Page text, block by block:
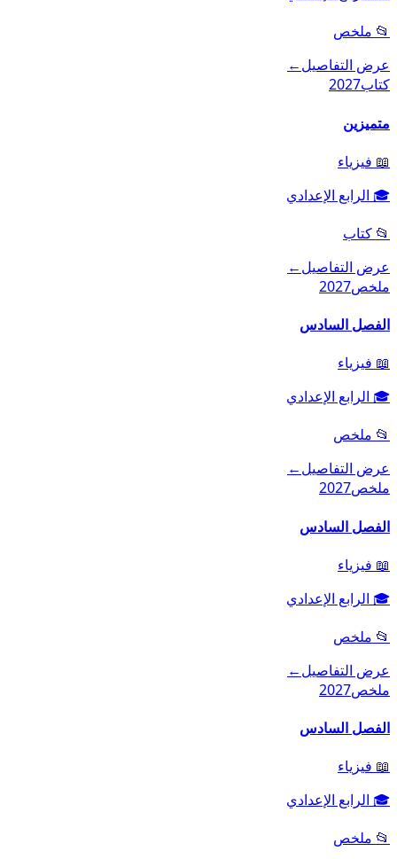
📂 ملخص
عرض التفاصيل←
كتاب2027
متميزين
📖 فيزياء
🎓 الرابع الإعدادي
📂 كتاب
عرض التفاصيل←
ملخص2027
الفصل السادس
📖 فيزياء
🎓 الرابع الإعدادي
📂 ملخص
عرض التفاصيل←
ملخص2027
الفصل السادس
📖 فيزياء
🎓 الرابع الإعدادي
📂 ملخص
عرض التفاصيل←
ملخص2027
الفصل السادس
📖 فيزياء
🎓 الرابع الإعدادي
📂 ملخص